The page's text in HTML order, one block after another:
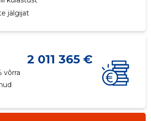
jälgijat
2 011 365 €
võrra